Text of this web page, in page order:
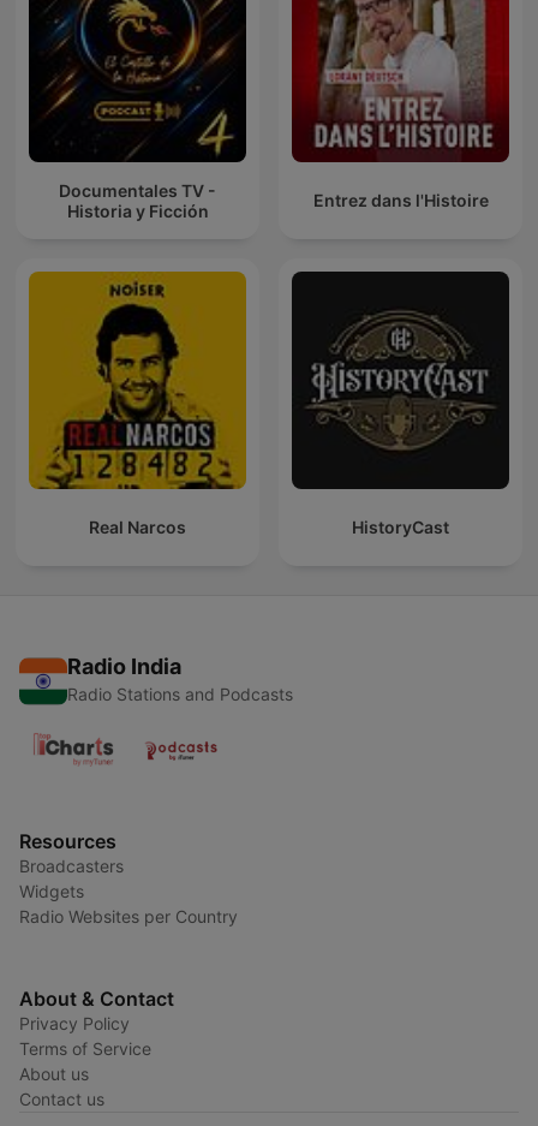
Documentales TV -
Historia y Ficción
Entrez dans l'Histoire
Real Narcos HistoryCast
Radio India
Radio Stations and Podcasts
Resources
Broadcasters
Widgets
Radio Websites per Country
About & Contact
Privacy Policy
Terms of Service
About us
Contact us